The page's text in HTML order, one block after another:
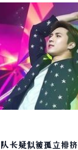
长疑似被孤立排挤